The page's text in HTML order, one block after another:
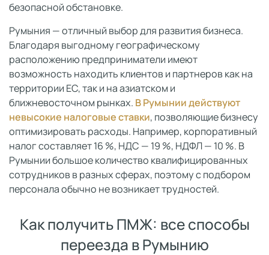
безопасной обстановке.
Румыния — отличный выбор для развития бизнеса.
Благодаря выгодному географическому
расположению предприниматели имеют
возможность находить клиентов и партнеров как на
территории ЕС, так и на азиатском и
ближневосточном рынках. В Румынии действуют
невысокие налоговые ставки, позволяющие бизнесу
оптимизировать расходы. Например, корпоративный
налог составляет 16 %, НДС — 19 %, НДФЛ — 10 %. В
Румынии большое количество квалифицированных
сотрудников в разных сферах, поэтому с подбором
персонала обычно не возникает трудностей.
Как получить ПМЖ: все способы
переезда в Румынию